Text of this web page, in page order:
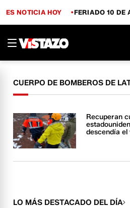
ES NOTICIA HOY FERIADO 10 DE
CUERPO DE BOMBEROS DE
Recuperan
descendía
LO MÁS DESTACADO DEL DÍA